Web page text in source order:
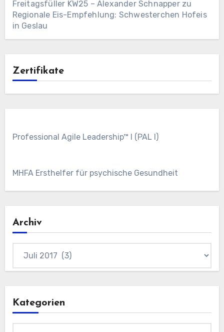
Freitagsfüller KW25 – Alexander Schnapperzu
Regionale Eis-Empfehlung: Schwesterchen Hofeis
in Geslau
Zertifikate
Professional Agile Leadership™ I (PAL I)
MHFA Ersthelfer für psychische Gesundheit
Archiv
Kategorien